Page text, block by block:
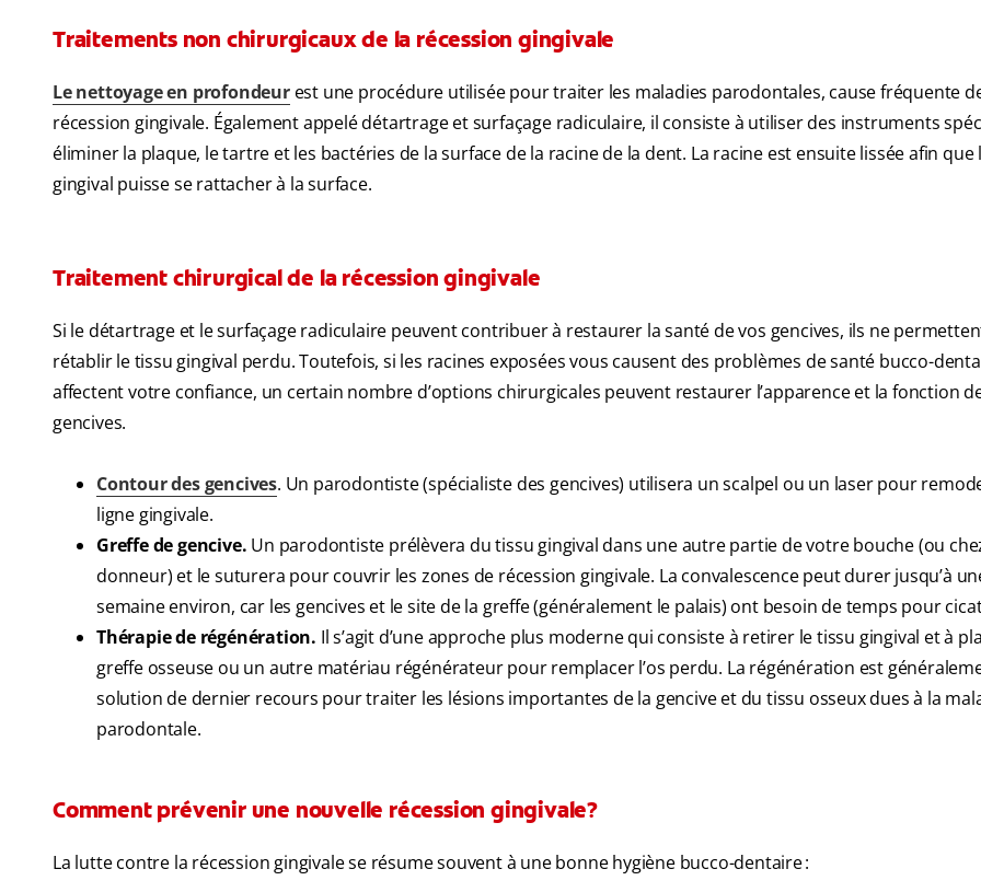
Traitements non chirurgicaux de la récession gingivale
Le nettoyage en profondeurest une procédure utilisée pour traiter les maladies parodontales, cause fréquente
récession gingivale. Également appelé détartrage et surfaçage radiculaire, il consiste à utiliser des instruments
éliminer la plaque, le tartre et les bactéries de la surface de la racine de la dent. La racine est ensuite lissée afin que
gingival puisse se rattacher à la surface.
Traitement chirurgical de la récession gingivale
Si le détartrage et le surfaçage radiculaire peuvent contribuer à restaurer la santé de vos gencives, ils ne
rétablir le tissu gingival perdu. Toutefois, si les racines exposées vous causent des problèmes de santé bucco-
affectent votre confiance, un certain nombre d’options chirurgicales peuvent restaurer l’apparence et la fonction
gencives.
Contour des gencives. Un parodontiste (spécialiste des gencives) utilisera un scalpel ou un laser pour
ligne gingivale.
Greffe de gencive. Un parodontiste prélèvera du tissu gingival dans une autre partie de votre bouche (ou
donneur) et le suturera pour couvrir les zones de récession gingivale. La convalescence peut durer jusqu’à
semaine environ, car les gencives et le site de la greffe (généralement le palais) ont besoin de temps pour
Thérapie de régénération. Il s’agit d’une approche plus moderne qui consiste à retirer le tissu gingival et à
greffe osseuse ou un autre matériau régénérateur pour remplacer l’os perdu. La régénération est
solution de dernier recours pour traiter les lésions importantes de la gencive et du tissu osseux dues à la
parodontale.
Comment prévenir une nouvelle récession gingivale?
La lutte contre la récession gingivale se résume souvent à une bonne hygiène bucco-dentaire :